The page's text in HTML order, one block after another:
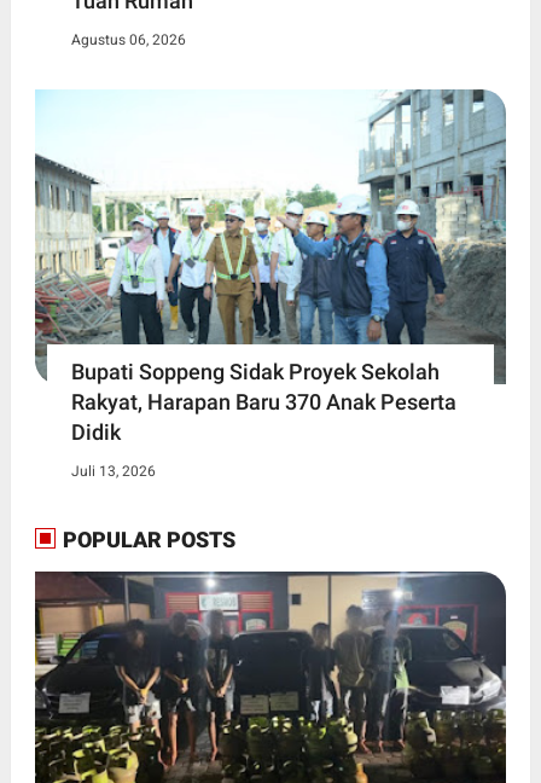
Agustus 06, 2026
Bupati Soppeng Sidak Proyek Sekolah
Rakyat, Harapan Baru 370 Anak Peserta
Didik
Juli 13, 2026
POPULAR POSTS